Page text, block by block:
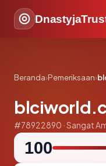
Beranda›Pemeriksaan›
#78922890 · Sangat
100